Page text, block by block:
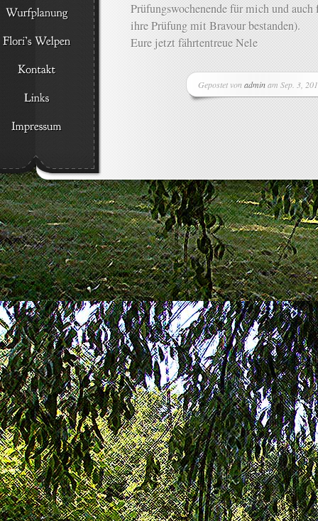
Prüfungswochenende für mich und
ihre Prüfung mit Bravour bestanden).
Eure jetzt fährtentreue Nele
Gepostet von adminam Sep. 3,